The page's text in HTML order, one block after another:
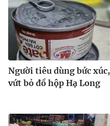
Người tiêu dùng bức xúc,
vứt bỏ đồ hộp Hạ Long